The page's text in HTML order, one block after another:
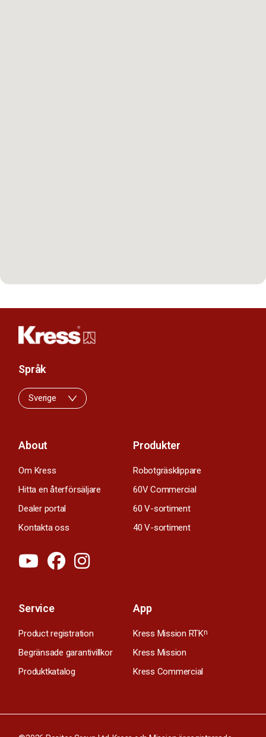
About
Om Kress
Hitta en återförsäljare
Dealer portal
Kontakta oss
Produkter
Robotgräsklippare
60V Commercial
60 V-sortiment
40 V-sortiment
Service
Product registration
Begränsade garantivillkor
Produktkatalog
App
Kress Mission RTKn
Kress Mission
Kress Commercial
Språk
Sverige